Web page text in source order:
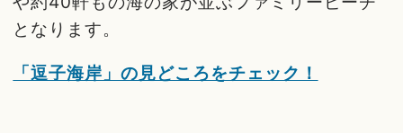
となります。
「逗子海岸」の見どころをチェック！